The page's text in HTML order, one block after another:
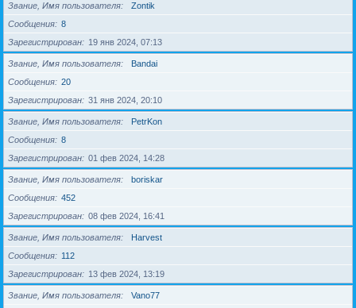
Звание, Имя пользователя
Zontik
Сообщения
8
Зарегистрирован
19 янв 2024, 07:13
Звание, Имя пользователя
Bandai
Сообщения
20
Зарегистрирован
31 янв 2024, 20:10
Звание, Имя пользователя
PetrKon
Сообщения
8
Зарегистрирован
01 фев 2024, 14:28
Звание, Имя пользователя
boriskar
Сообщения
452
Зарегистрирован
08 фев 2024, 16:41
Звание, Имя пользователя
Harvest
Сообщения
112
Зарегистрирован
13 фев 2024, 13:19
Звание, Имя пользователя
Vano77